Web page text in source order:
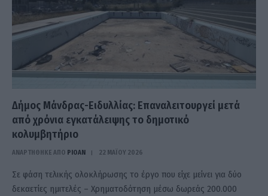
Δήμος Μάνδρας-Ειδυλλίας: Eπαναλειτουργεί μετά
από χρόνια εγκατάλειψης το δημοτικό
κολυμβητήριο
ΑΝΑΡΤΗΘΗΚΕ ΑΠΟ PIOAN 22 ΜΑΪ́ΟΥ 2026
Σε φάση τελικής ολοκλήρωσης το έργο που είχε μείνει για δύο
δεκαετίες ημιτελές – Χρηματοδότηση μέσω δωρεάς 200.000